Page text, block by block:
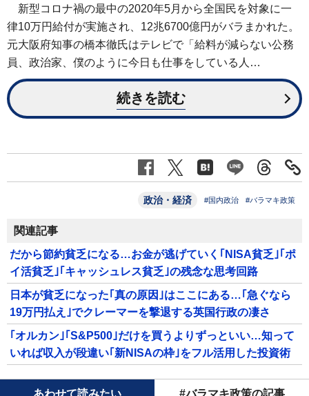
新型コロナ禍の最中の2020年5月から全国民を対象に一
律10万円給付が実施され、12兆6700億円がバラまかれた。
元大阪府知事の橋本徹氏はテレビで「給料が減らない公務
員、政治家、僕のように今日も仕事をしている人…
続きを読む
政治・経済 #国内政治 #バラマキ政策
関連記事
だから節約貧乏になる…お金が逃げていく｢NISA貧乏｣｢ポ
イ活貧乏｣｢キャッシュレス貧乏｣の残念な思考回路
日本が貧乏になった｢真の原因｣はここにある…｢急ぐなら
19万円払え｣でクレーマーを撃退する英国行政の凄さ
｢オルカン｣｢S&P500｣だけを買うよりずっといい…知って
いれば収入が段違い｢新NISAの枠｣をフル活用した投資術
あわせて読みたい #バラマキ政策の記事